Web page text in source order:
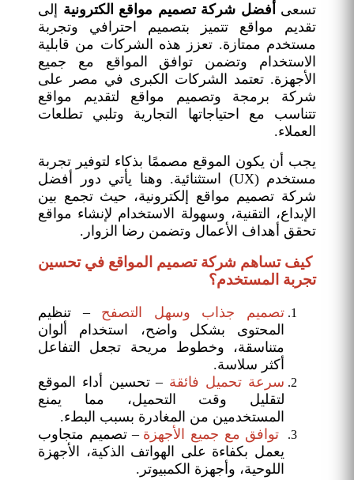
تسعى أفضل شركة تصميم مواقع الكترونية إلى
تقديم مواقع تتميز بتصميم احترافي وتجربة
مستخدم ممتازة. تعزز هذه الشركات من قابلية
الاستخدام وتضمن توافق المواقع مع جميع
الأجهزة. تعتمد الشركات الكبرى في مصر على
شركة برمجة وتصميم مواقع لتقديم مواقع
تتناسب مع احتياجاتها التجارية وتلبي تطلعات
العملاء.
يجب أن يكون الموقع مصممًا بذكاء لتوفير تجربة
مستخدم (UX) استثنائية. وهنا يأتي دور أفضل
شركة تصميم مواقع إلكترونية، حيث تجمع بين
الإبداع، التقنية، وسهولة الاستخدام لإنشاء مواقع
تحقق أهداف الأعمال وتضمن رضا الزوار.
كيف تساهم شركة تصميم المواقع في تحسين
تجربة المستخدم؟
تصميم جذاب وسهل التصفح – تنظيم
المحتوى بشكل واضح، استخدام ألوان
متناسقة، وخطوط مريحة تجعل التفاعل
أكثر سلاسة.
سرعة تحميل فائقة – تحسين أداء الموقع
لتقليل وقت التحميل، مما يمنع
المستخدمين من المغادرة بسبب البطء.
توافق مع جميع الأجهزة – تصميم متجاوب
يعمل بكفاءة على الهواتف الذكية، الأجهزة
اللوحية، وأجهزة الكمبيوتر.